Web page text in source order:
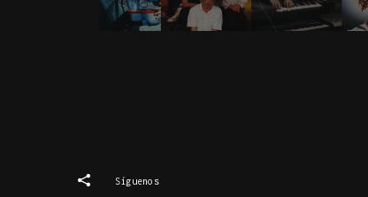
Síguenos